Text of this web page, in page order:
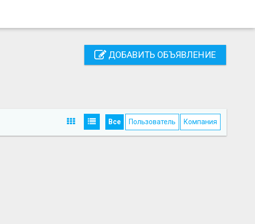
ДОБАВИТЬ ОБЪЯВЛЕНИЕ
Все Пользователь Компания